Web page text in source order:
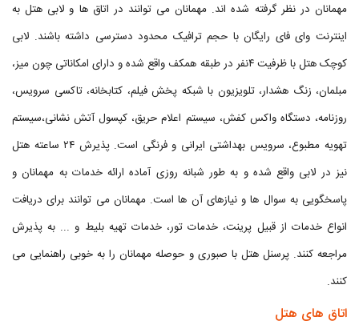
مهمانان در نظر گرفته شده اند. مهمانان می توانند در اتاق ها و لابی هتل به
اینترنت وای فای رایگان با حجم ترافیک محدود دسترسی داشته باشند. لابی
کوچک هتل با ظرفیت ۴نفر در طبقه همکف واقع شده و دارای امکاناتی چون میز،
مبلمان، زنگ هشدار، تلویزیون با شبکه پخش فیلم، کتابخانه، تاکسی سرویس،
روزنامه، دستگاه واکس کفش، سیستم اعلام حریق، کپسول آتش نشانی،سیستم
تهویه مطبوع، سرویس بهداشتی ایرانی و فرنگی است. پذیرش ۲۴ ساعته هتل
نیز در لابی واقع شده و به طور شبانه روزی آماده ارائه خدمات به مهمانان و
پاسخگویی به سوال ها و نیازهای آن ها است. مهمانان می توانند برای دریافت
انواع خدمات از قبیل پرینت، خدمات تور، خدمات تهیه بلیط و ... به پذیرش
مراجعه کنند. پرسنل هتل با صبوری و حوصله مهمانان را به خوبی راهنمایی می
کنند.
اتاق های هتل